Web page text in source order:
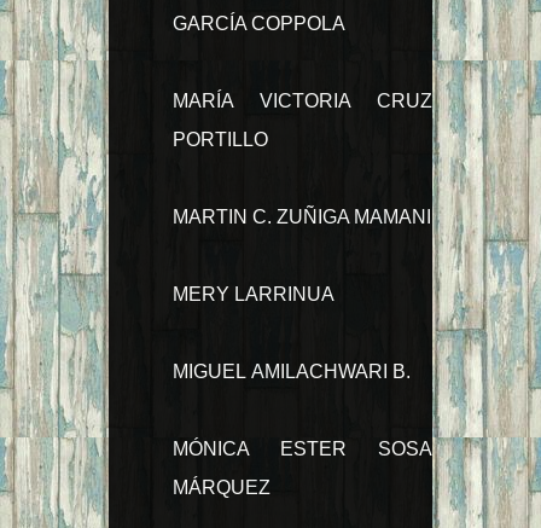
GARCÍA COPPOLA
MARÍA VICTORIA CRUZ
PORTILLO
MARTIN C. ZUÑIGA MAMANI
MERY LARRINUA
MIGUEL AMILACHWARI B.
MÓNICA ESTER SOSA
MÁRQUEZ